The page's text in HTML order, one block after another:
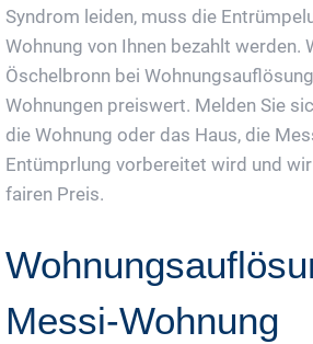
Syndrom leiden, muss die
Wohnung von Ihnen bezahlt werden.
Öschelbronn bei
Wohnungen preiswert. Melden Sie
die Wohnung oder das Haus, die
Entümprlung vorbereitet wird und wir
fairen Preis.
Messi-Wohnung